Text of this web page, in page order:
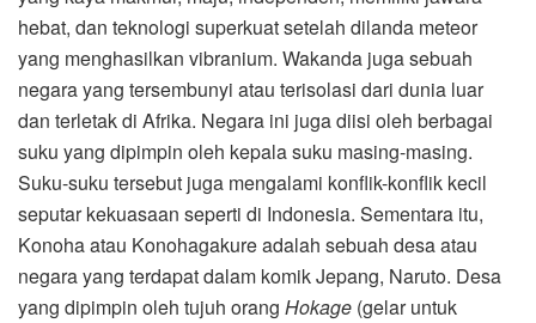
hebat, dan teknologi superkuat setelah dilanda meteor
yang menghasilkan vibranium. Wakanda juga sebuah
negara yang tersembunyi atau terisolasi dari dunia luar
dan terletak di Afrika. Negara ini juga diisi oleh berbagai
suku yang dipimpin oleh kepala suku masing-masing.
Suku-suku tersebut juga mengalami konflik-konflik kecil
seputar kekuasaan seperti di Indonesia. Sementara itu,
Konoha atau Konohagakure adalah sebuah desa atau
negara yang terdapat dalam komik Jepang, Naruto. Desa
yang dipimpin oleh tujuh orang Hokage (gelar untuk